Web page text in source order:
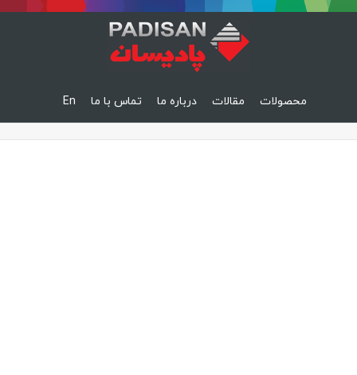
محصولات مقالات درباره ما تماس با ما En